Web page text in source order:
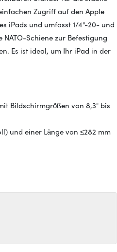
Zugriff auf den Apple
iPads und umfasst 1/4"-20- und
Schiene zur Befestigung
Es ist ideal, um Ihr iPad in der
Bildschirmgrößen von 8,3" bis
und einer Länge von ≤282 mm